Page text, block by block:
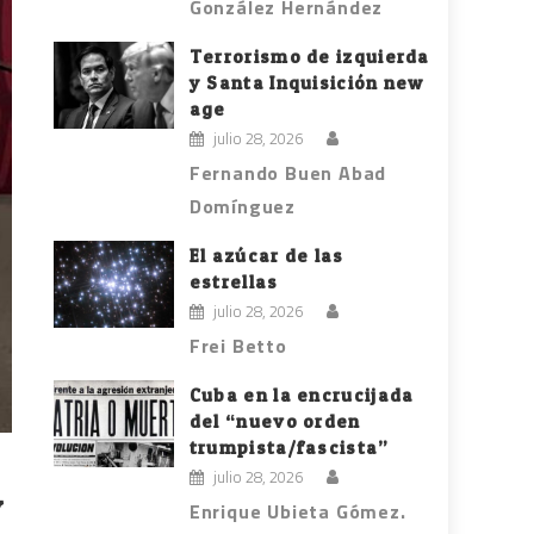
González Hernández
Terrorismo de izquierda
y Santa Inquisición new
age
julio 28, 2026
Fernando Buen Abad
Domínguez
El azúcar de las
estrellas
julio 28, 2026
Frei Betto
Cuba en la encrucijada
del “nuevo orden
trumpista/fascista”
julio 28, 2026
Enrique Ubieta Gómez.